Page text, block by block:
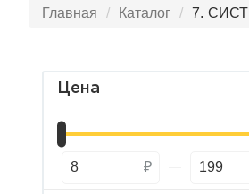
Главная Каталог 7.
Цена
8 199